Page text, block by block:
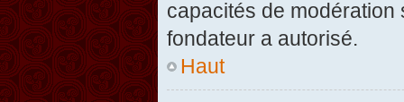
capacités de modération
fondateur a autorisé.
Haut